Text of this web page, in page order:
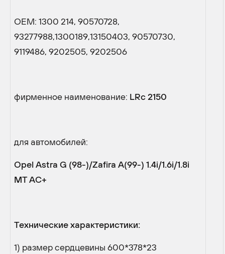
OEM: 1300 214, 90570728,
93277988,1300189,13150403, 90570730,
9119486, 9202505, 9202506
фирменное наименование: LRc2150
для автомобилей:
Opel Astra G (98-)/Zafira A(99-) 1.4i/1.6i/1.8i
МТ AC+
Технические характеристики:
1) размер сердцевины 600*378*23